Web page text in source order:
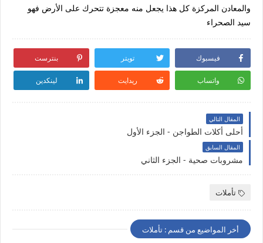
والمعادن المركزة كل هذا يجعل منه معجزة تتحرك على الأرض فهو
سيد الصحراء
فيسبوك تويتر بنترست
واتساب ريدايت لينكدين
المقال التالي
أحلى أكلات الطواجن - الجزء الأول
المقال السابق
مشروبات صحية - الجزء الثاني
تأملات
أخر المواضيع من قسم : تأملات